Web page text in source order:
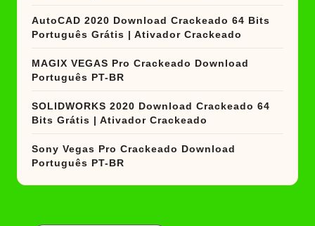
AutoCAD 2020 Download Crackeado 64 Bits
Português Grátis | Ativador Crackeado
MAGIX VEGAS Pro Crackeado Download
Português PT-BR
SOLIDWORKS 2020 Download Crackeado 64
Bits Grátis | Ativador Crackeado
Sony Vegas Pro Crackeado Download
Português PT-BR